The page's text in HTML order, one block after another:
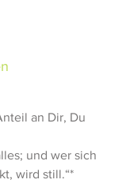
an Dir, Du
und wer sich
wird still.“*